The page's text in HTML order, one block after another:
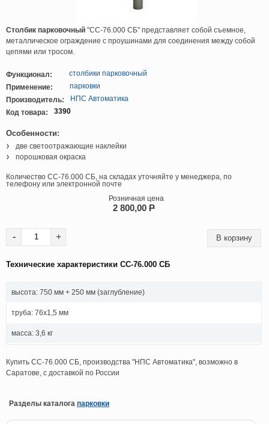
Столбик парковочный "СС-76.000 СБ" представляет собой съемное,
металлическое ограждение с проушинами для соединения между собой
цепями или тросом.
Функционал:
столбики парковочный
Применение:
парковки
Производитель:
НПС Автоматика
Код товара:
3390
Особенности:
две светоотражающие наклейки
порошковая окраска
Количество СС-76.000 СБ, на складах уточняйте у менеджера, по
телефону или электронной почте
Розничная цена
2 800,00 P
- +
Технические характеристики СС-76.000 СБ
высота: 750 мм + 250 мм (заглубление)
труба: 76х1,5 мм
масса: 3,6 кг
Купить СС-76.000 СБ, производства "НПС Автоматика", возможно в
Саратове, с доставкой по России
Разделы каталога парковки